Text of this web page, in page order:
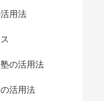
用法
の活用法
活用法